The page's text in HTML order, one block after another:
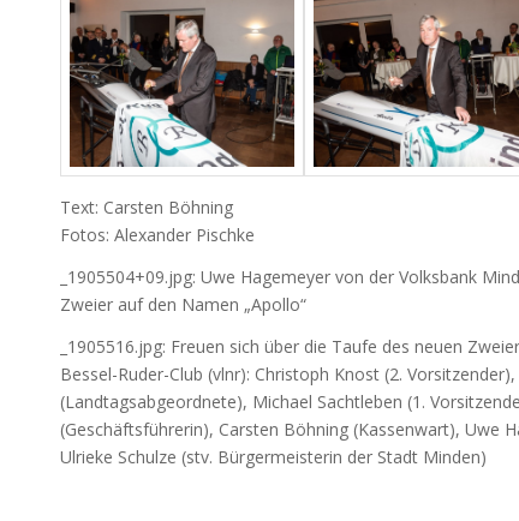
Text: Carsten Böhning
Fotos: Alexander Pischke
_1905504+09.jpg: Uwe Hagemeyer von der Volksbank
Zweier auf den Namen „Apollo“
_1905516.jpg: Freuen sich über die Taufe des neuen
Bessel-Ruder-Club (vlnr): Christoph Knost (2.
(Landtagsabgeordnete), Michael Sachtleben (1.
(Geschäftsführerin), Carsten Böhning (Kassenwart), Uwe
Ulrieke Schulze (stv. Bürgermeisterin der Stadt Minden)